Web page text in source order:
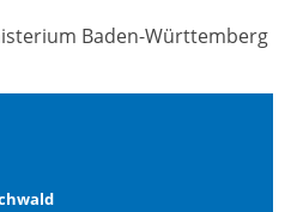
Baden-Württemberg